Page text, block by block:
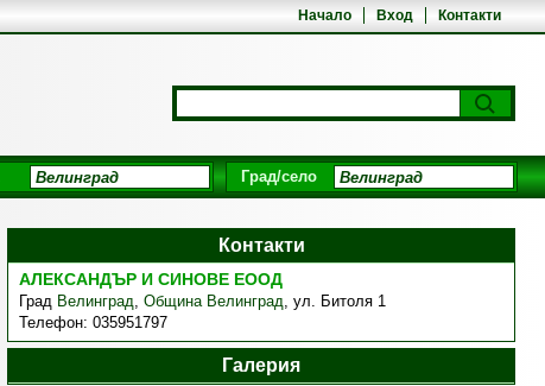
Начало Вход Контакти
Град/село
Контакти
АЛЕКСАНДЪР И СИНОВЕ ЕООД
Град Велинград, Община Велинград, ул. Битоля 1
Телефон: 035951797
Галерия